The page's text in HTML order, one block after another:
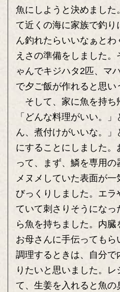
魚にしようと決めました
て近くの海に家族で釣り
ん釣れたらいいなぁと
えさの準備をしました
ゃんでキジハタ2匹、マ
で夕ご飯が作れると思い
そして、家に魚を持ち
「どんな料理がいい。
ん、煮付けがいいな。
にすることにしました。
って、まず、鱗を専用の
メヌメしていた表面が
びっくりしました。エラ
ていて刺さりそうにな
ら魚を持ちました。内
お母さんに手伝っても
調理するときは、自分で
りたいと思いました。
て、生姜を入れると魚